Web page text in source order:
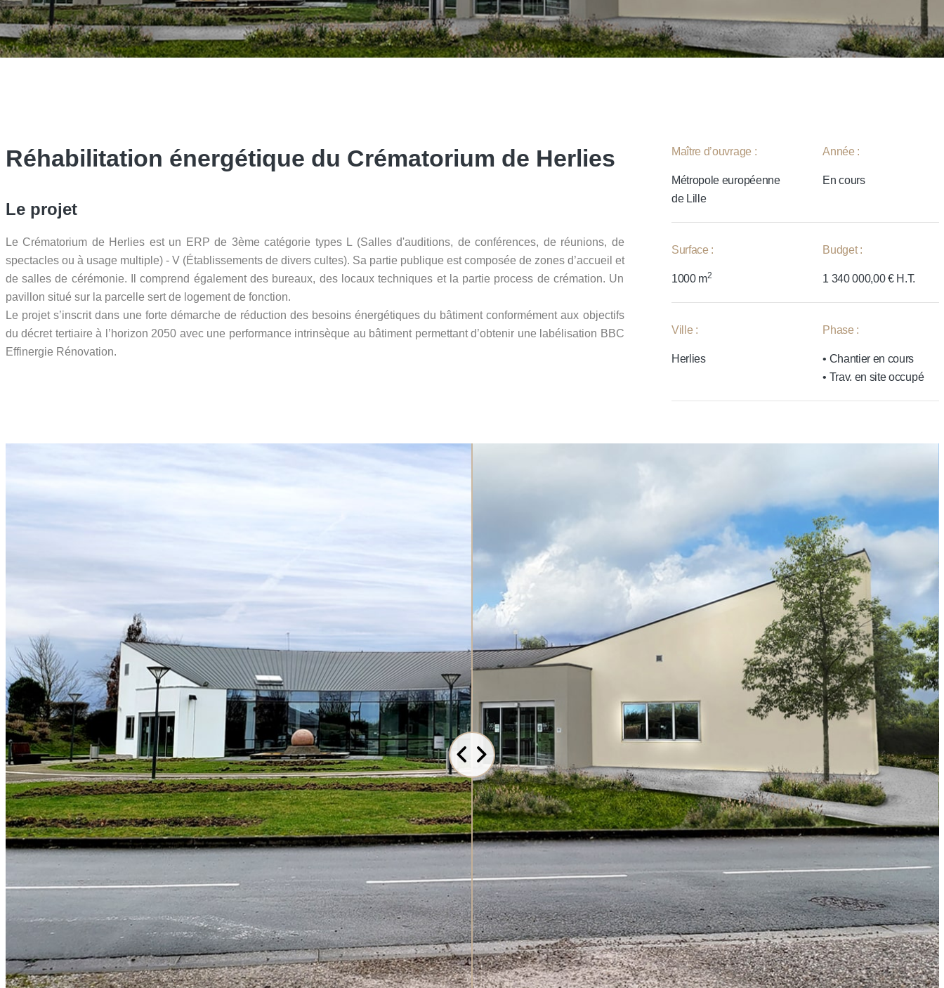
Réhabilitation énergétique du Crématorium de Herlies
Le projet
Le Crématorium de Herlies est un ERP de 3ème catégorie types L (Salles d'auditions, de conférences, de réunions, de
spectacles ou à usage multiple) - V (Établissements de divers cultes). Sa partie publique est composée de zones d’accueil et
de salles de cérémonie. Il comprend également des bureaux, des locaux techniques et la partie process de crémation. Un
pavillon situé sur la parcelle sert de logement de fonction.
Le projet s’inscrit dans une forte démarche de réduction des besoins énergétiques du bâtiment conformément aux objectifs
du décret tertiaire à l’horizon 2050 avec une performance intrinsèque au bâtiment permettant d’obtenir une labélisation BBC
Effinergie Rénovation.
Maître d’ouvrage :
Métropole européenne
de Lille
Année :
En cours
Surface :
1000 m2
Budget :
1 340 000,00 € H.T.
Ville :
Herlies
Phase :
• Chantier en cours
• Trav. en site occupé